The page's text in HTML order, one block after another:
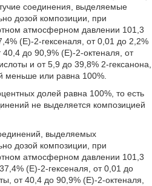
соединения, выделяемые
дозой композиции, при
атмосферном давлении 101,3
(Е)-2-гексеналя, от 0,01 до 2,2%
40,4 до 90,9% (Е)-2-октеналя, от
и от 5,9 до 39,8% 2-гексанона,
меньше или равна 100%.
долей равна 100%, то есть
не выделяется композицией
выделяемых
дозой композиции, при
атмосферном давлении 101,3
(Е)-2-гексеналя, от 0,01 до
от 40,4 до 90,9% (Е)-2-октеналя,